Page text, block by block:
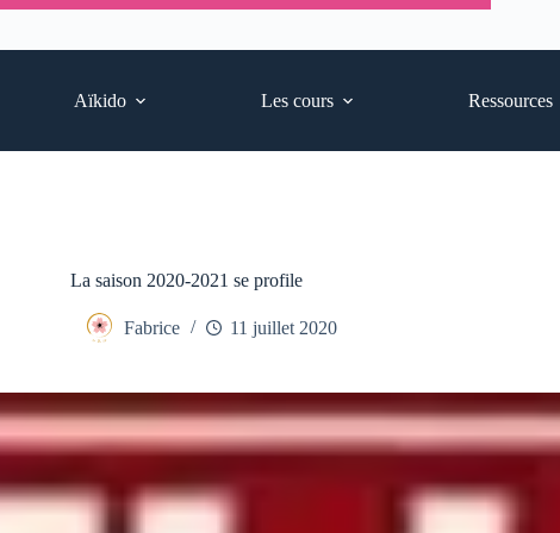
Aïkido Les cours Ressources
La saison 2020-2021 se profile
Fabrice 11 juillet 2020